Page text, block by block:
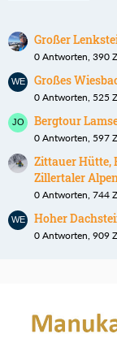
Großer
0 Antworten, 390
Großes
0 Antworten, 525
Bergtour
0 Antworten, 597
Zittauer Hütte,
Zillertaler
0 Antworten, 744
Hoher
0 Antworten, 909